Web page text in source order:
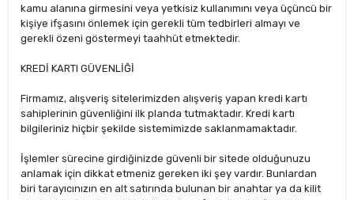
kamu alanına girmesini veya yetkisiz kullanımını veya üçüncü bir
kişiye ifşasını önlemek için gerekli tüm tedbirleri almayı ve
gerekli özeni göstermeyi taahhüt etmektedir.
KREDİ KARTI GÜVENLİĞİ
Firmamız, alışveriş sitelerimizden alışveriş yapan kredi kartı
sahiplerinin güvenliğini ilk planda tutmaktadır. Kredi kartı
bilgileriniz hiçbir şekilde sistemimizde saklanmamaktadır.
İşlemler sürecine girdiğinizde güvenli bir sitede olduğunuzu
anlamak için dikkat etmeniz gereken iki şey vardır. Bunlardan
biri tarayıcınızın en alt satırında bulunan bir anahtar ya da kilit